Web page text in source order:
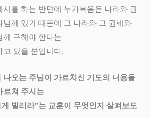
시를 하는 반면에 누가복음은 나라와 권
님께 있기 때문에 그 나라와 그 권세와
께 구해야 한다는
고 있을 뿐입니다.
나오는 주님이 가르치신 기도의 내용을
르쳐 주시는
빌리라”는 교훈이 무엇인지 살펴보도